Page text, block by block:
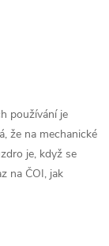
používání je
že na mechanické
je, když se
na ČOI, jak